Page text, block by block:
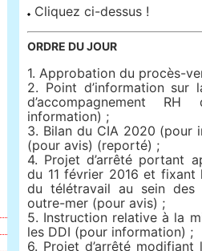
Cliquez ci-dessus !
ORDRE DU JOUR
1. Approbation du procès-
2. Point d’information sur
d’accompagnement
information) ;
3. Bilan du CIA 2020 (pour
(pour avis) (reporté) ;
4. Projet d’arrêté portant
du 11 février 2016 et
du télétravail au sein des
outre-mer (pour avis) ;
5. Instruction relative à la
les DDI (pour information) ;
6. Projet d’arrêté modifiant